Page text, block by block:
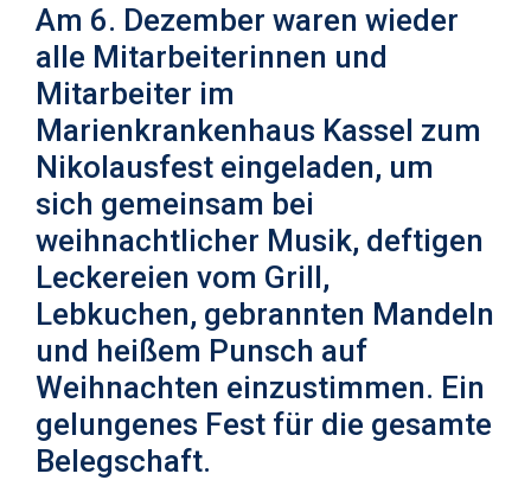
Am 6. Dezember waren wieder
alle Mitarbeiterinnen und
Mitarbeiter im
Marienkrankenhaus Kassel zum
Nikolausfest eingeladen, um
sich gemeinsam bei
weihnachtlicher Musik, deftigen
Leckereien vom Grill,
Lebkuchen, gebrannten Mandeln
und heißem Punsch auf
Weihnachten einzustimmen. Ein
gelungenes Fest für die gesamte
Belegschaft.